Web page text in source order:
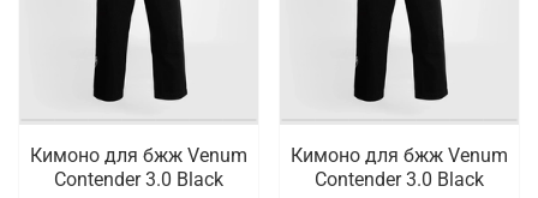
Кимоно для бжж Venum
Contender 3.0 Black
Кимоно для бжж Venum
Contender 3.0 Black